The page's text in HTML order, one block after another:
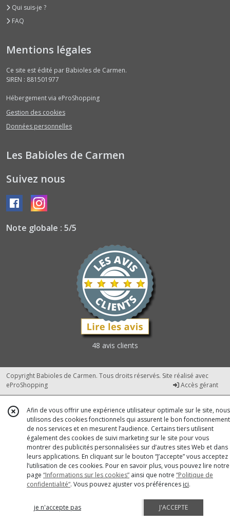
Qui suis-je ?
FAQ
Mentions légales
Ce site est édité par Babioles de Carmen.
SIREN : 881501977
Hébergement via eProShopping
Gestion des cookies
Données personnelles
Les Babioles de Carmen
Suivez nous
Note globale : 5/5
48 avis clients
Copyright Babioles de Carmen. Tous droits réservés. Site réalisé avec
eProShopping
Accès gérant
Afin de vous offrir une expérience utilisateur optimale sur le site, nous
utilisons des cookies fonctionnels qui assurent le bon fonctionnement
de nos services et en mesurent l’audience. Certains tiers utilisent
également des cookies de suivi marketing sur le site pour vous
montrer des publicités personnalisées sur d’autres sites Web et dans
leurs applications. En cliquant sur le bouton “J’accepte” vous acceptez
l’utilisation de ces cookies. Pour en savoir plus, vous pouvez lire notre
page “Informations sur les cookies” ainsi que notre “Politique de
confidentialité“. Vous pouvez ajuster vos préférences ici.
je n'accepte pas J'ACCEPTE